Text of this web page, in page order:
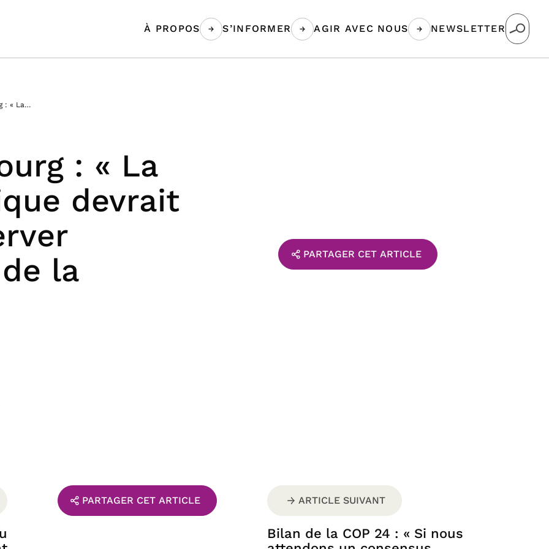
À PROPOS S’INFORMER AGIR AVEC NOUS NEWSLETTER
: « La…
: « La
devrait
la
PARTAGER CET ARTICLE
ARTICLE SUIVANT
Bilan de la COP 24 : « Si nous
PARTAGER CET ARTICLE